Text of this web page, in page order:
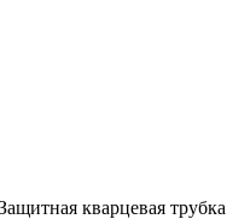
кварцевая